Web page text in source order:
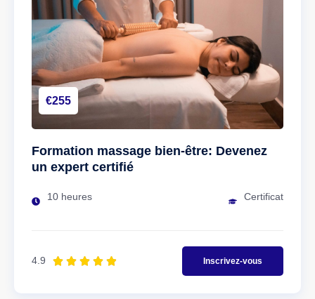
€255
Formation massage bien-être: Devenez
un expert certifié
10 heures Certificat
4.9      Inscrivez-vous